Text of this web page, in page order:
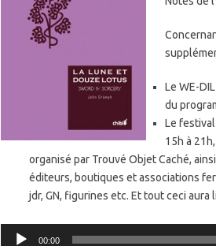
Le WE-
du
Le
15h à
organisé par Trouvé Objet Caché,
éditeurs, boutiques et associations
jdr, GN, figurines etc. Et tout ceci aura
Lecteur
00:00